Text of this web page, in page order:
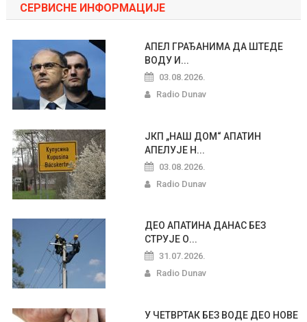
СЕРВИСНЕ ИНФОРМАЦИЈЕ
АПЕЛ ГРАЂАНИМА ДА ШТЕДЕ
ВОДУ И...
03.08.2026.
Radio Dunav
ЈКП „НАШ ДОМ“ АПАТИН
АПЕЛУЈЕ Н...
03.08.2026.
Radio Dunav
ДЕО АПАТИНА ДАНАС БЕЗ
СТРУЈЕ О...
31.07.2026.
Radio Dunav
У ЧЕТВРТАК БЕЗ ВОДЕ ДЕО НОВЕ